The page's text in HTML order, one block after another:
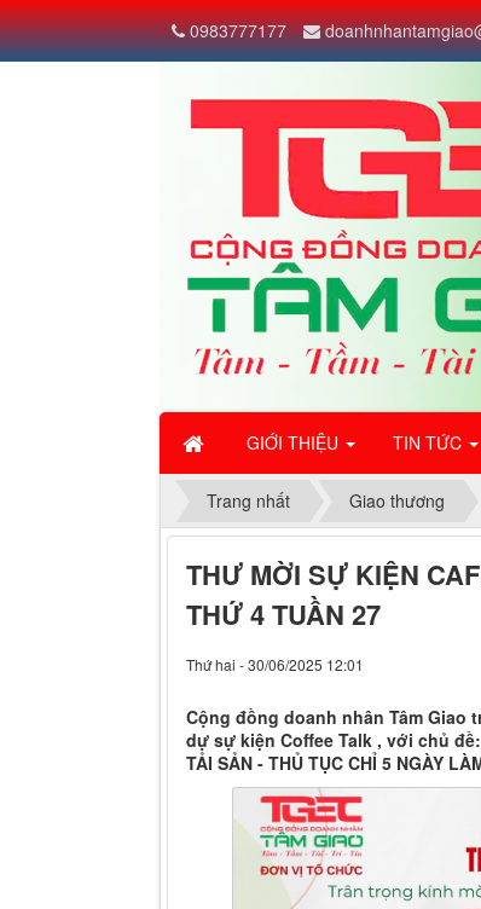
GIỚI THIỆU TIN TỨC
0983777177
Trang nhất Giao thương
THƯ MỜI SỰ KIỆN
THỨ 4 TUẦN 27
Thứ hai - 30/06/2025 12:01
Cộng đồng doanh nhân Tâm Giao
dự sự kiện Coffee Talk , với chủ đề:
TẢI SẢN - THỦ TỤC CHỈ 5 NGÀY